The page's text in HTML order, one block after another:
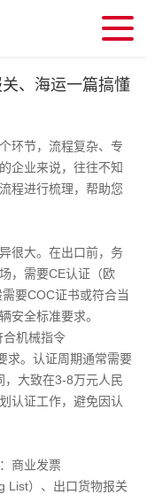
、海运一篇搞懂
环节，流程复杂、专
企业来说，往往不知
程进行梳理，帮助您
很大。在出口前，务
，需要CE认证（欧
要COC证书或符合当
安全标准要求。
合机械指令
求。认证周期通常需要
，大致在3-8万元人民
认证工作，避免因认
商业发票
List）、出口货物报关